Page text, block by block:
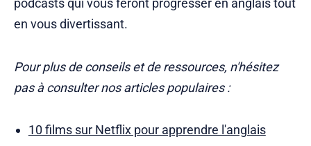
podcasts qui vous feront progresser en anglais tout
en vous divertissant.
Pour plus de conseils et de ressources, n'hésitez
pas à consulter nos articles populaires :
10 films sur Netflix pour apprendre l'anglais